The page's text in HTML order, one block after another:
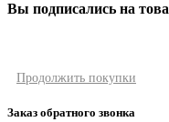
Вы подписались на
Продолжить покупки
Заказ обратного звонка